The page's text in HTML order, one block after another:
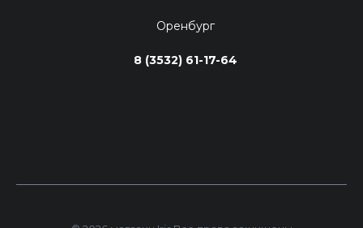
Оренбург
8 (3532) 61-17-64